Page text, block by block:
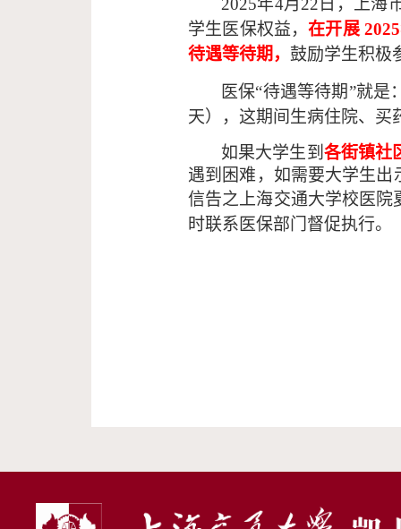
2025年4月 22日，上海
学生医保权益，在开展
待遇等待期， 鼓励学生积极
医保“待遇等待期”就是
天），这期间生病住院、买
如果大学生到 各街镇社
遇到困难，如需要大学生出
信告之上海交通大学校医院
时联系医保部门督促执行。